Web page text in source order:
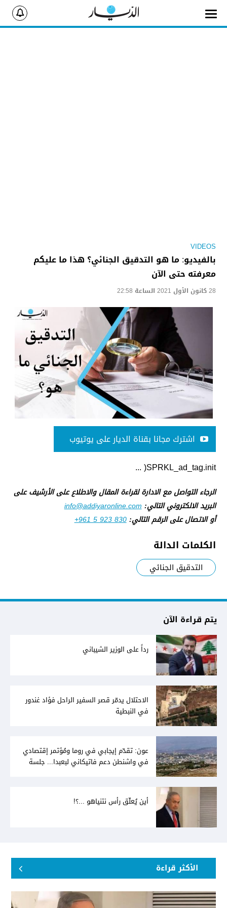
VIDEOS
بالفيديو: ما هو التدقيق الجنائي؟ هذا ما عليكم
معرفته حتى الآن
28 كانون الأول 2021 الساعة 22:58
اشترك مجانا بقناة الديار على يوتيوب
SPRKL_ad_tag.init( ...
الرجاء التواصل مع الادارة لقراءة المقال والاطلاع على الأرشيف على
البريد الالكتروني التالي:info@addiyaronline.com
أو الاتصال على الرقم التالي:+961 5 923 830
الكلمات الدالة
التدقيق الجنائي
يتم قراءة الآن
رداً على الوزير الشيباني
الاحتلال يدمّر قصر السفير الراحل فؤاد غندور
في النبطية
عون: تقدّم إيجابي في روما ومُؤتمر إقتصادي
في واشنطن دعم فاتيكاني لبعبدا... جلسة
أين يُعلّق رأس نتنياهو ...؟!
الأكثر قراءة